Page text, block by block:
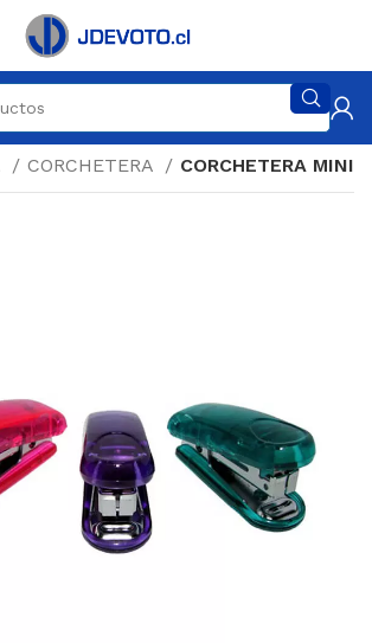
CORCHETERA CORCHETERA MINI